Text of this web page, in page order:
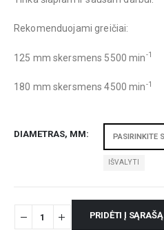
Rekomenduojami greičiai:
125 mm skersmens 5500 min-1
180 mm skersmens 4500 min-1
DIAMETRAS, MM
IŠVALYTI
PRIDĖTI Į SĄRAŠĄ